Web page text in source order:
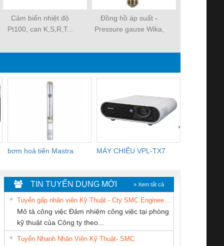
Cảm biến nhiệt độ
Pt100, can K,S,R,T...
Đồng hồ áp suất -
Pressure gause Wika,
bơm hoả tiển Mastra MÁY CHIẾU VPL-TX7
›
TIN TUYỂN DỤNG MỚI » Xem tất cả
Tuyển gấp nhân viên Kỹ Thuật - Cty SMC Engineering
Mô tả công việc Đảm nhiệm công việc tại phòng
kỹ thuật của Công ty theo...
Tuyển Nhanh Nhân Viên Kỹ Thuật- SMC